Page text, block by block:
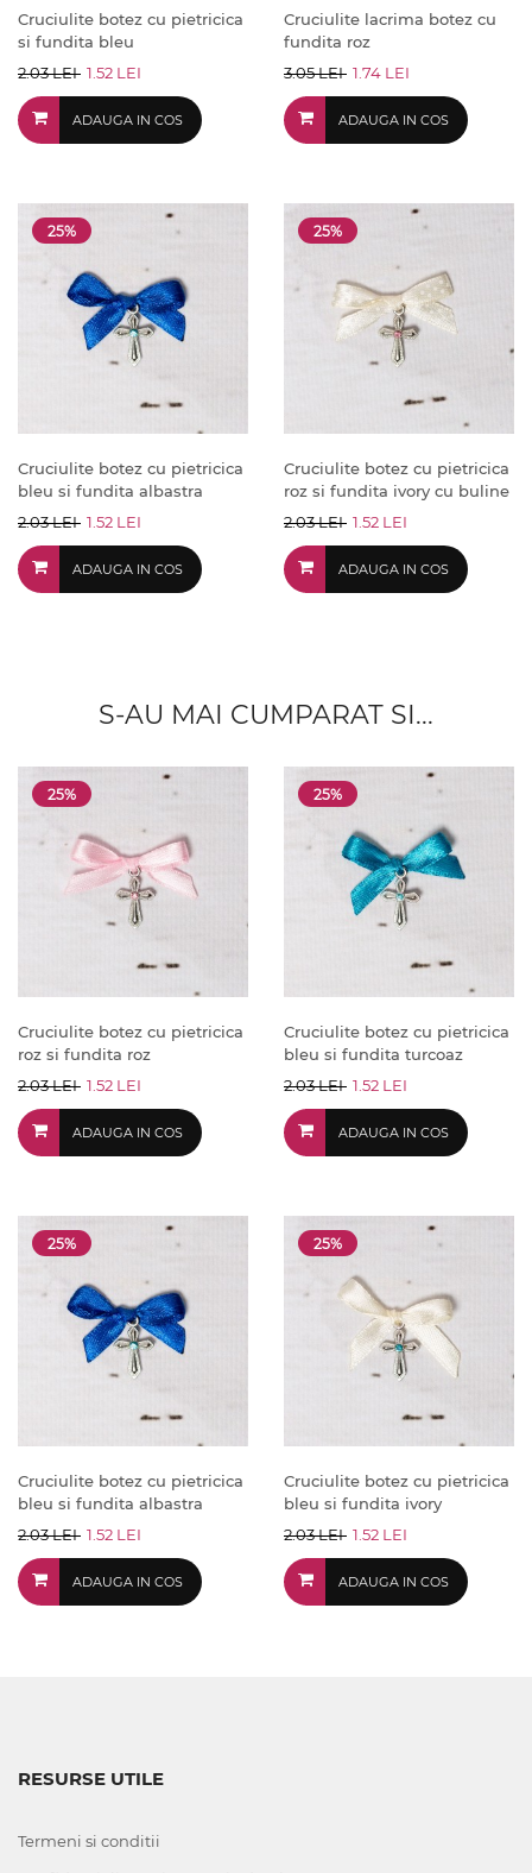
Cruciulite botez cu pietricica
si fundita bleu
2.03 LEI 1.52 LEI
ADAUGA IN COS
Cruciulite lacrima botez cu
fundita roz
3.05 LEI 1.74 LEI
ADAUGA IN COS
25%
Cruciulite botez cu pietricica
bleu si fundita albastra
2.03 LEI 1.52 LEI
ADAUGA IN COS
25%
Cruciulite botez cu pietricica
roz si fundita ivory cu buline
2.03 LEI 1.52 LEI
ADAUGA IN COS
S-AU MAI CUMPARAT SI...
25%
Cruciulite botez cu pietricica
roz si fundita roz
2.03 LEI 1.52 LEI
ADAUGA IN COS
25%
Cruciulite botez cu pietricica
bleu si fundita turcoaz
2.03 LEI 1.52 LEI
ADAUGA IN COS
25%
Cruciulite botez cu pietricica
bleu si fundita albastra
2.03 LEI 1.52 LEI
ADAUGA IN COS
25%
Cruciulite botez cu pietricica
bleu si fundita ivory
2.03 LEI 1.52 LEI
ADAUGA IN COS
RESURSE UTILE
Termeni si conditii